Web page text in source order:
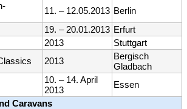
11. – 12.05.2013 Berlin
19. – 20.01.2013 Erfurt
2013
Stuttgart
2013
Bergisch
Gladbach
10. – 14. April
2013
Essen
Caravans